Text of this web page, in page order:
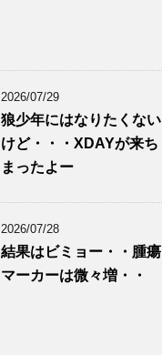
2026/07/29
狼少年にはなりたくない
けど・・・XDAYが来ち
まったよー
2026/07/28
結果はビミョー・・腫瘍
マーカーは微々増・・